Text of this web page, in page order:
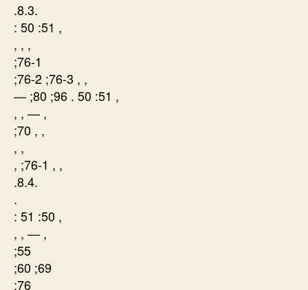
.8.3.
: 50 :51 ,
, , ,
;76-1
;76-2 ;76-3 , ,
— ;80 ;96 . 50 :51 ,
, , — ,
;70 , ,
, ,
, ;76-1 , ,
.8.4.
.
: 51 :50 ,
, , — ,
;55
;60 ;69
;76